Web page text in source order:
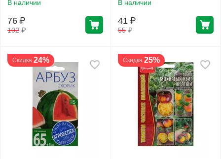
В наличии
102 ₽
76 ₽
В наличии
55 ₽
41 ₽
Скидка 24% Скидка 25%